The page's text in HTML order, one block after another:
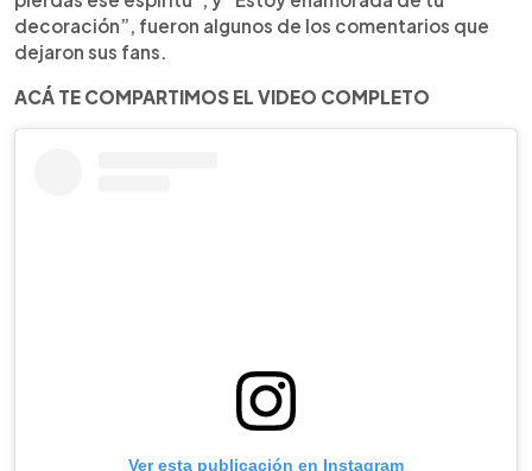
decoración”, fueron algunos de los comentarios que
dejaron sus fans.
ACÁ TE COMPARTIMOS EL VIDEO COMPLETO
Ver esta publicación en Instagram